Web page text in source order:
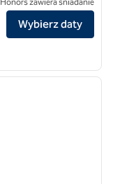
Hotel
zawiera śniadanie
Wybierz daty